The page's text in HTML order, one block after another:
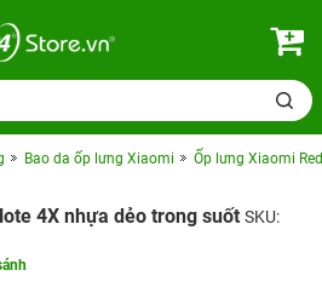
Bao da ốp lưng Xiaomi Ốp lưng Xiaomi
4X nhựa dẻo trong suốt SKU: